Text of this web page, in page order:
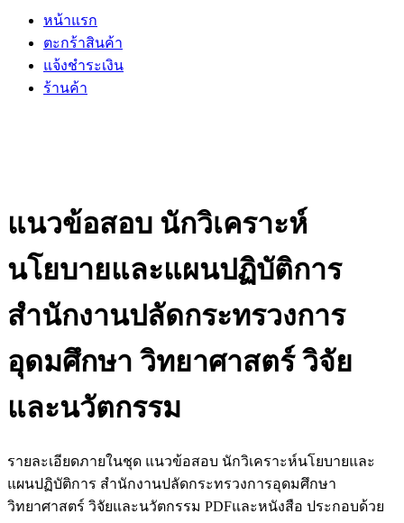
หน้าแรก
ตะกร้าสินค้า
แจ้งชำระเงิน
ร้านค้า
แนวข้อสอบ นักวิเคราะห์
นโยบายและแผนปฏิบัติการ
สำนักงานปลัดกระทรวงการ
อุดมศึกษา วิทยาศาสตร์ วิจัย
และนวัตกรรม
รายละเอียดภายในชุด แนวข้อสอบ นักวิเคราะห์นโยบายและ
แผนปฏิบัติการ สำนักงานปลัดกระทรวงการอุดมศึกษา
วิทยาศาสตร์ วิจัยและนวัตกรรม PDFและหนังสือ ประกอบด้วย